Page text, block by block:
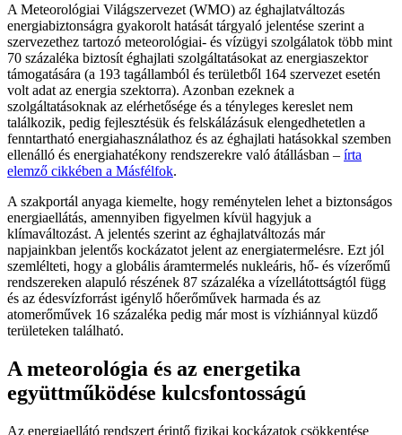
A Meteorológiai Világszervezet (WMO) az éghajlatváltozás
energiabiztonságra gyakorolt hatását tárgyaló jelentése szerint a
szervezethez tartozó meteorológiai- és vízügyi szolgálatok több mint
70 százaléka biztosít éghajlati szolgáltatásokat az energiaszektor
támogatására (a 193 tagállamból és területből 164 szervezet esetén
volt adat az energia szektorra). Azonban ezeknek a
szolgáltatásoknak az elérhetősége és a tényleges kereslet nem
találkozik, pedig fejlesztésük és felskálázásuk elengedhetetlen a
fenntartható energiahasználathoz és az éghajlati hatásokkal szemben
ellenálló és energiahatékony rendszerekre való átállásban – írta
elemző cikkében a Másfélfok.
A szakportál anyaga kiemelte, hogy reménytelen lehet a biztonságos
energiaellátás, amennyiben figyelmen kívül hagyjuk a
klímaváltozást. A jelentés szerint az éghajlatváltozás már
napjainkban jelentős kockázatot jelent az energiatermelésre. Ezt jól
szemlélteti, hogy a globális áramtermelés nukleáris, hő- és vízerőmű
rendszereken alapuló részének 87 százaléka a vízellátottságtól függ
és az édesvízforrást igénylő hőerőművek harmada és az
atomerőművek 16 százaléka pedig már most is vízhiánnyal küzdő
területeken található.
A meteorológia és az energetika
együttműködése kulcsfontosságú
Az energiaellátó rendszert érintő fizikai kockázatok csökkentése